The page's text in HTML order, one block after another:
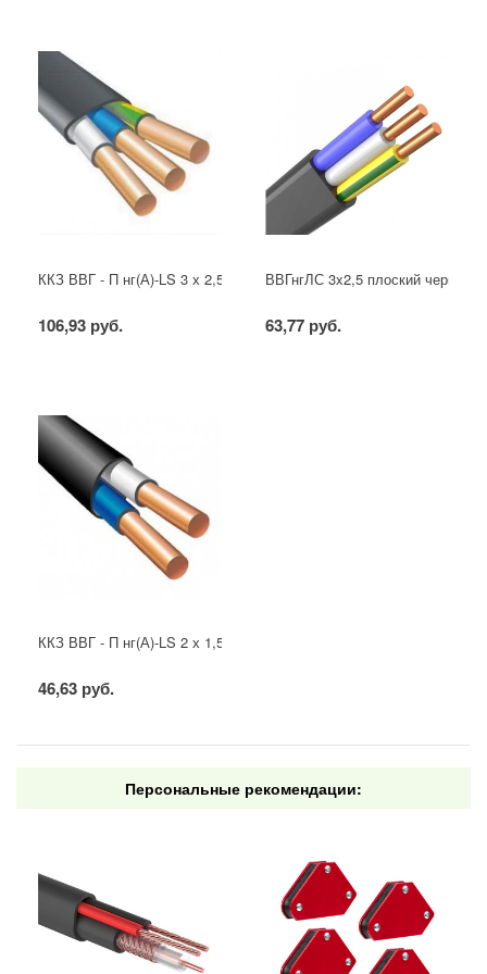
ККЗ ВВГ - П нг(А)-LS 3 х 2,5 ГОСТ
106,93 руб.
ВВГнгЛС 3x2,5 плоский черный
63,77 руб.
ККЗ ВВГ - П нг(А)-LS 2 х 1,5 ГОСТ
46,63 руб.
Персональные рекомендации: